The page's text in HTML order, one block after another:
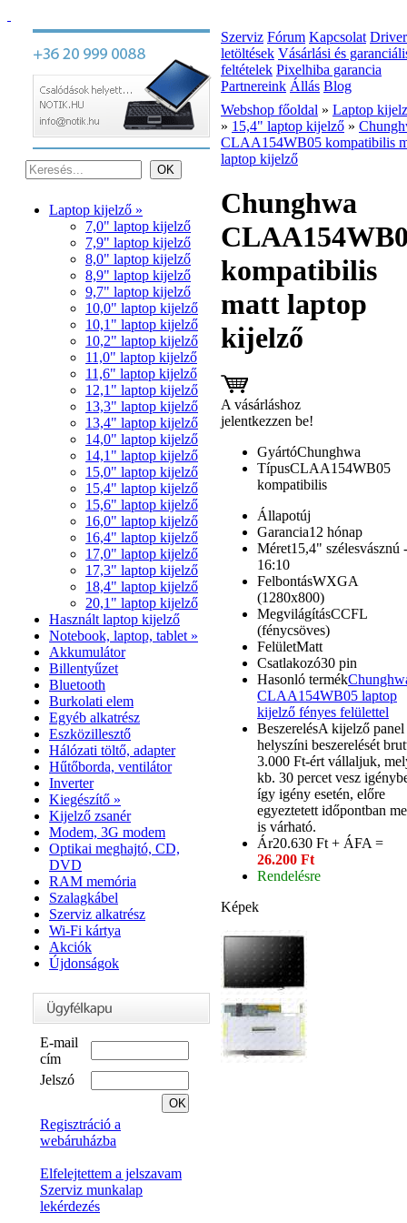
Laptop kijelző »
7,0" laptop kijelző
7,9" laptop kijelző
8,0" laptop kijelző
8,9" laptop kijelző
9,7" laptop kijelző
10,0" laptop kijelző
10,1" laptop kijelző
10,2" laptop kijelző
11,0" laptop kijelző
11,6" laptop kijelző
12,1" laptop kijelző
13,3" laptop kijelző
13,4" laptop kijelző
14,0" laptop kijelző
14,1" laptop kijelző
15,0" laptop kijelző
15,4" laptop kijelző
15,6" laptop kijelző
16,0" laptop kijelző
16,4" laptop kijelző
17,0" laptop kijelző
17,3" laptop kijelző
18,4" laptop kijelző
20,1" laptop kijelző
Használt laptop kijelző
Notebook, laptop, tablet »
Akkumulátor
Billentyűzet
Bluetooth
Burkolati elem
Egyéb alkatrész
Eszközillesztő
Hálózati töltő, adapter
Hűtőborda, ventilátor
Inverter
Kiegészítő »
Kijelző zsanér
Modem, 3G modem
Optikai meghajtó, CD,
DVD
RAM memória
Szalagkábel
Szerviz alkatrész
Wi-Fi kártya
Akciók
Újdonságok
E-mail
cím
Jelszó
Regisztráció a
webáruházba
Elfelejtettem a jelszavam
Szerviz munkalap
lekérdezés
Szerviz Fórum Kapcsolat Driver
letöltések Vásárlási és
feltételek Pixelhiba garancia
Partnereink Állás Blog
Webshop főoldal » Laptop
» 15,4" laptop kijelző »
CLAA154WB05 kompatibilis
laptop kijelző
Chunghwa
kompatibilis
matt laptop
kijelző
A vásárláshoz
jelentkezzen be!
GyártóChunghwa
TípusCLAA154WB05
kompatibilis
Állapotúj
Garancia12 hónap
Méret15,4" szélesvásznú -
16:10
FelbontásWXGA
(1280x800)
MegvilágításCCFL
(fénycsöves)
FelületMatt
Csatlakozó30 pin
Hasonló termék
CLAA154WB05 laptop
kijelző fényes felülettel
BeszerelésA kijelző panel
helyszíni beszerelését
3.000 Ft-ért vállaljuk,
kb. 30 percet vesz
így igény esetén, előre
egyeztetett időpontban
is várható.
Ár20.630 Ft + ÁFA =
26.200 Ft
Rendelésre
Képek